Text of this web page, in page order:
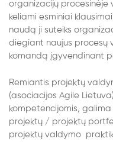
tyrimo
rezultatai
organizacijų procesinėje
keliami esminiai
naudą ji suteiks
diegiant naujus procesų
komandą įgyvendinant
Remiantis projektų
(asociacijos Agile
kompetencijomis,
projektų / projektų
projektų valdymo